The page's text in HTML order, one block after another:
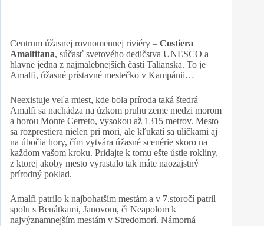
Centrum úžasnej rovnomennej riviéry – Costiera
Amalfitana, súčasť svetového dedičstva UNESCO a
hlavne jedna z najmalebnejších častí Talianska. To je
Amalfi, úžasné prístavné mestečko v Kampánii…
Neexistuje veľa miest, kde bola príroda taká štedrá –
Amalfi sa nachádza na úzkom pruhu zeme medzi morom
a horou Monte Cerreto, vysokou až 1315 metrov. Mesto
sa rozprestiera nielen pri mori, ale kľukatí sa uličkami aj
na úbočia hory, čím vytvára úžasné scenérie skoro na
každom vašom kroku. Pridajte k tomu ešte ústie rokliny,
z ktorej akoby mesto vyrastalo tak máte naozajstný
prírodný poklad.
Amalfi patrilo k najbohatším mestám a v 7.storočí patril
spolu s Benátkami, Janovom, či Neapolom k
najvýznamnejším mestám v Stredomorí. Námorná